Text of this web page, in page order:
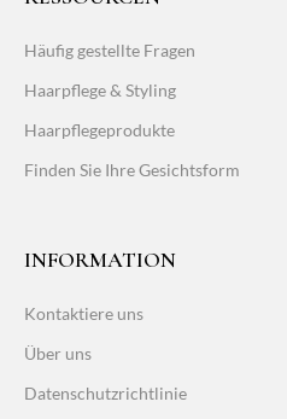
Häufig gestellte Fragen
Haarpflege & Styling
Haarpflegeprodukte
Finden Sie Ihre Gesichtsform
INFORMATION
Kontaktiere uns
Über uns
Datenschutzrichtlinie